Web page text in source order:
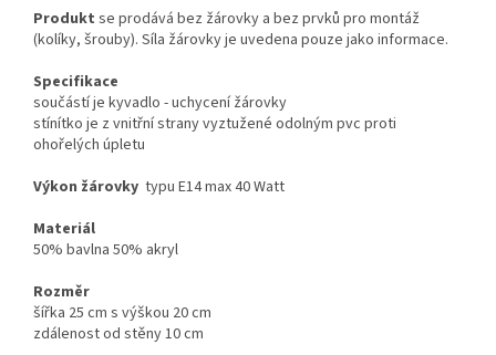
Produkt se prodává bez žárovky a bez prvků pro montáž
(kolíky, šrouby). Síla žárovky je uvedena pouze jako informace.
Specifikace
součástí je kyvadlo - uchycení žárovky
stínítko je z vnitřní strany vyztužené odolným pvc proti
ohořelých úpletu
Výkon žárovky typu E14 max 40 Watt
Materiál
50% bavlna 50% akryl
Rozměr
šířka 25 cm s výškou 20 cm
zdálenost od stěny 10 cm